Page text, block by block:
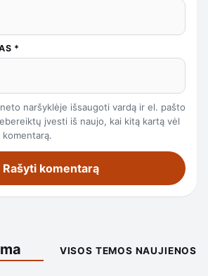
*
naršyklėje išsaugoti vardą ir el. pašto
įvesti iš naujo, kai kitą kartą vėl
VISOS TEMOS NAUJIENOS